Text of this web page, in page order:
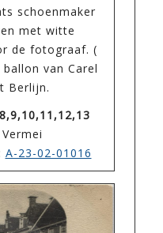
schoenmaker
met witte
de fotograaf. (
van Carel
Berlijn.
A-23-02-01016